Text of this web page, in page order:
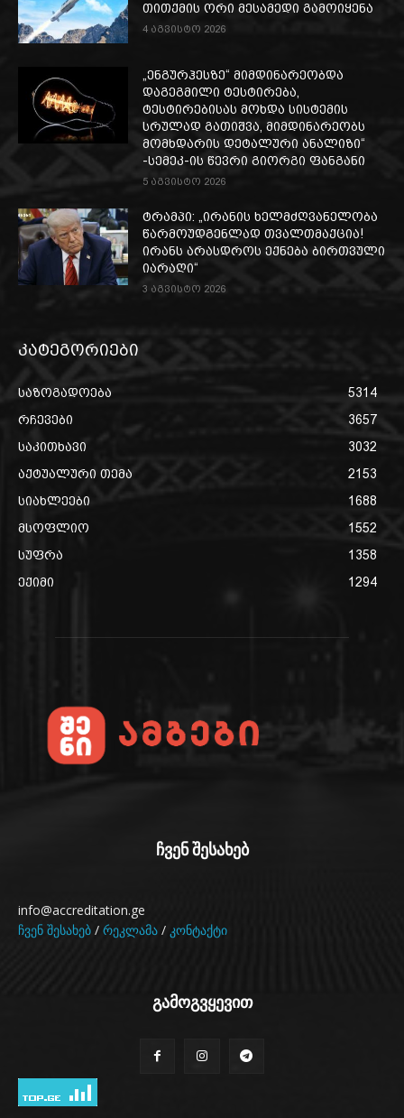
თითქმის ორი მესამედი გამოიყენა
4 აგვისტო 2026
„ენგურჰესზე“ მიმდინარეობდა
დაგეგმილი ტესტირება,
ტესტირებისას მოხდა სისტემის
სრულად გათიშვა, მიმდინარეობს
მომხდარის დეტალური ანალიზი“
-სემეკ-ის წევრი გიორგი ფანგანი
5 აგვისტო 2026
ტრამპი: „ირანის ხელმძღვანელობა
წარმოუდგენლად თვალთმაქცია!
ირანს არასდროს ექნება ბირთვული
იარაღი“
3 აგვისტო 2026
კატეგორიები
საზოგადოება
5314
რჩევები
3657
საკითხავი
3032
აქტუალური თემა
2153
სიახლეები
1688
მსოფლიო
1552
სუფრა
1358
ექიმი
1294
ჩვენ შესახებ
info@accreditation.ge
ჩვენ შესახებ / რეკლამა / კონტაქტი
გამოგვყევით